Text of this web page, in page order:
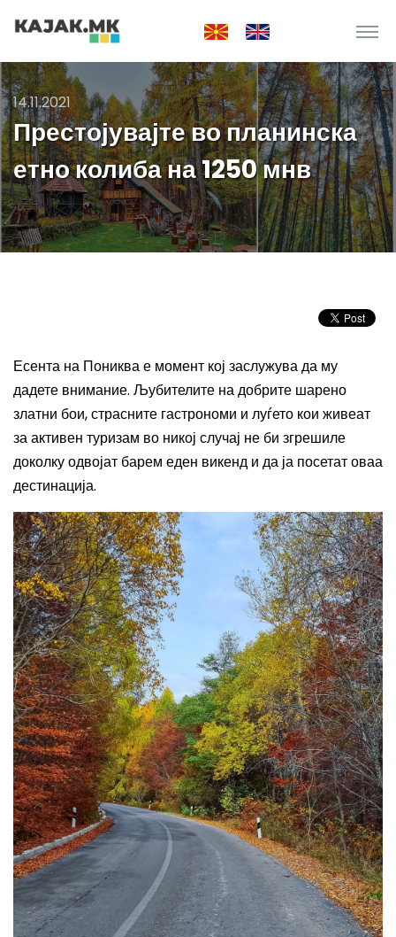
14.11.2021
Престојувајте во планинска
етно колиба на 1250 мнв
Есента на Пониква е момент кој заслужува да му
дадете внимание. Љубителите на добрите шарено
златни бои, страсните гастрономи и луѓето кои живеат
за активен туризам во никој случај не би згрешиле
доколку одвојат барем еден викенд и да ја посетат оваа
дестинација.